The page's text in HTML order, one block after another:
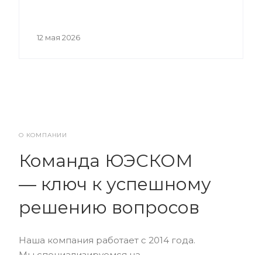
12 мая 2026
О КОМПАНИИ
Команда ЮЭСКОМ
— ключ к успешному
решению вопросов
Наша компания работает с 2014 года.